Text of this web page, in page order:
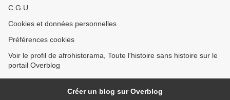
C.G.U.
Cookies et données personnelles
Préférences cookies
Voir le profil de afrohistorama, Toute l'histoire sans histoire sur le
portail Overblog
Créer un blog sur Overblog